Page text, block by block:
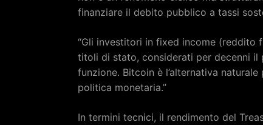
finanziare il debito pubblico a tassi
“Gli investitori in fixed income (reddito
titoli di stato, considerati per decenni il
funzione. Bitcoin è l’alternativa
politica monetaria.”
In termini tecnici, il rendimento del